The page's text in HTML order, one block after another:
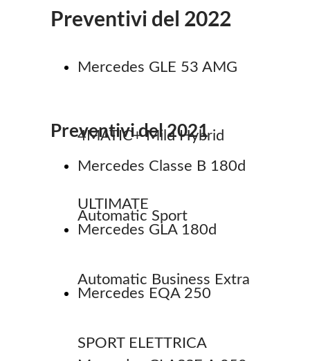
Preventivi del 2022
Mercedes GLE 53 AMG
4MATIC+ Mild Hybrid
ULTIMATE
Preventivi del 2021
Mercedes Classe B 180d
Automatic Sport
Mercedes GLA 180d
Automatic Business Extra
Mercedes EQA 250
SPORT ELETTRICA